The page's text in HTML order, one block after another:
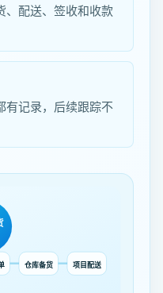
、配送、签收和收款
有记录，后续跟踪不
仓库备货 项目配送